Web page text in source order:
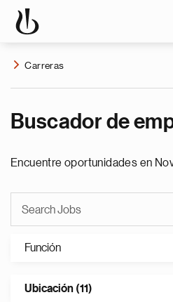
Carreras
Buscador de
Encuentre oportunidades en
Función
Ubicación (11)